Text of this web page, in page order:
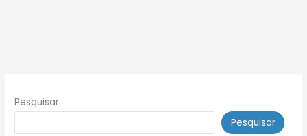
Pesquisar
Pesquisar